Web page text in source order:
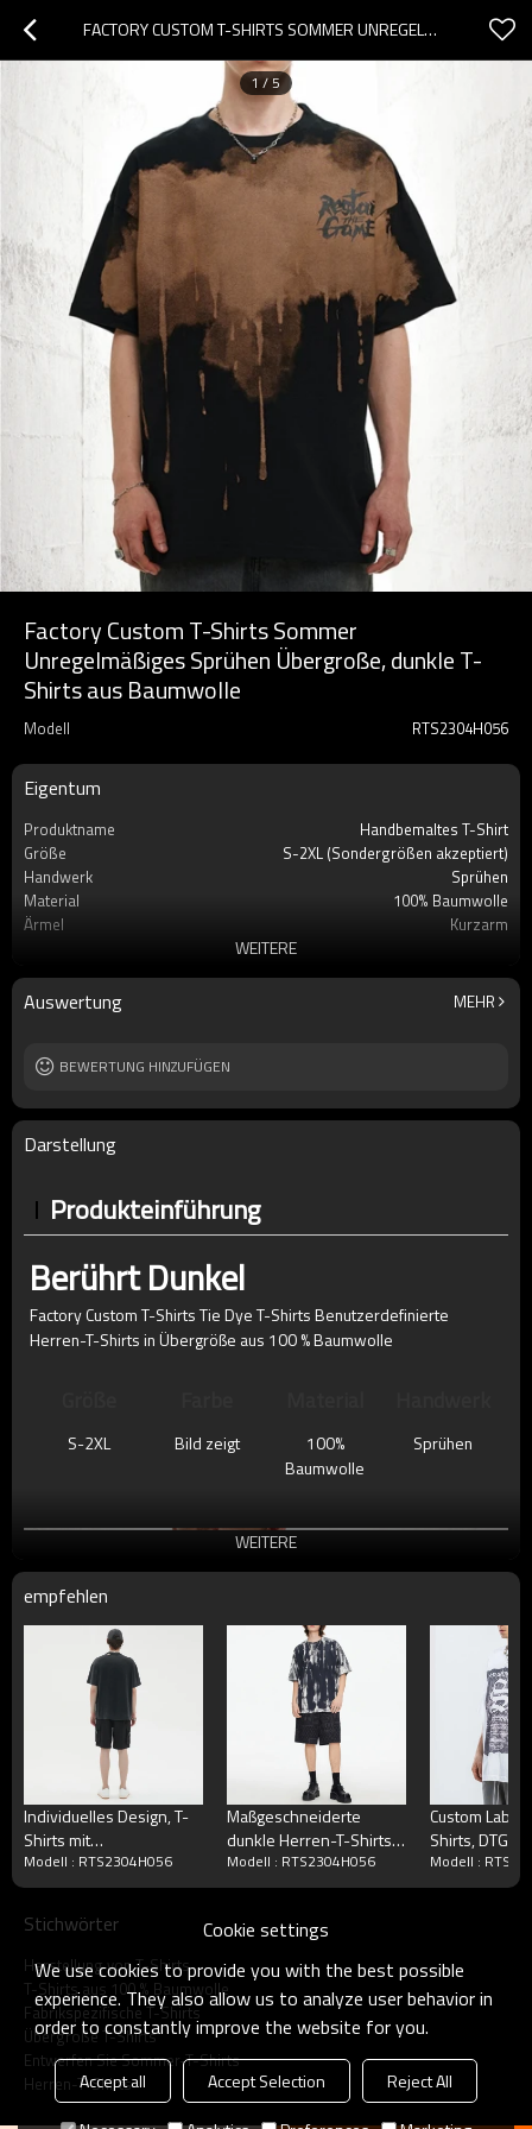
FACTORY CUSTOM T-SHIRTS SOMMER UNREGELMÄSSIGES SPRÜHEN ÜBERGROSSE, DUNKLE T-SHIRTS AUS BAUMWOLLE
1/5
Factory Custom T-Shirts Sommer
Unregelmäßiges Sprühen Übergroße, dunkle T-
Shirts aus Baumwolle
Modell RTS2304H056
Eigentum
Produktname
Handbemaltes T-Shirt
Größe
S-2XL (Sondergrößen akzeptiert)
Handwerk
Sprühen
Material
100% Baumwolle
Ärmel
Kurzarm
Etikett
Benutzerdefiniertes Etikett akzeptieren
Marke
Berührt Dunkel
WEITERE
Auswertung MEHR
BEWERTUNG HINZUFÜGEN
Darstellung
Produkteinführung
Berührt Dunkel
Factory Custom T-Shirts Tie Dye T-Shirts Benutzerdefinierte
Herren-T-Shirts in Übergröße aus 100 % Baumwolle
S-2XL Bild zeigt
100%
Baumwolle
Sprühen
WEITERE
empfehlen
Individuelles Design, T-
Shirts mit
personalisiertem Muster,
100 % Baumwolle, Acid
Modell : RTS2304H056
Maßgeschneiderte
dunkle Herren-T-Shirts |
Personalisierte T-Shirts
mit Farbdruck und
Baumwolle
Modell : RTS2304H056
Custom
Shirts, DTG-
modische
Shirts
Modell :
Stichwörter
Herstellung von T-Shirts
T-Shirts aus 100 % Baumwolle
Fabrikspezifische T-Shirts
Übergroße T-Shirts
Entwerfen Sie Sommer-T-Shirts
Herren-T-Shirts
Cookie settings
We use cookies to provide you with the best possible
experience. They also allow us to analyze user behavior in
order to constantly improve the website for you.
Accept all Accept Selection
Reject All